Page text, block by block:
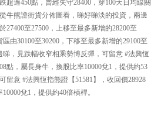
超過450點，曾經失守28400，穿100天日均線關
牛熊證街貨分佈圖看，睇好睇淡的投資，兩邊
27400至27500，上移至最多新增的28200至
由30100至30200，下移至最多新增的29100至
睇，見跌幅收窄相乘勢博反彈，可留意 #法興恆
點，屬長身牛，換股比率10000兌1，提供約53
留意 #法興恆指熊證【51581】，收回價28928
兌1，提供約40倍槓桿。